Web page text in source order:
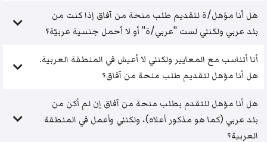
هل أنا مؤهل/ة لتقديم طلب منحة من آفاق إذا كنت من
بلد عربي ولكنني لست "عربي/ة" أو لا أحمل جنسية عربيّة؟
أنا أتناسب مع المعايير ولكنني لا أعيش في المنطقة العربية.
هل أنا مؤهل لتقديم طلب منحة من آفاق؟
هل أنا مؤهل للتقدم بطلب منحة من آفاق إن لم أكن من
بلد عربي (كما هو مذكور أعلاه)، ولكنني وأعمل في المنطقة
العربية؟